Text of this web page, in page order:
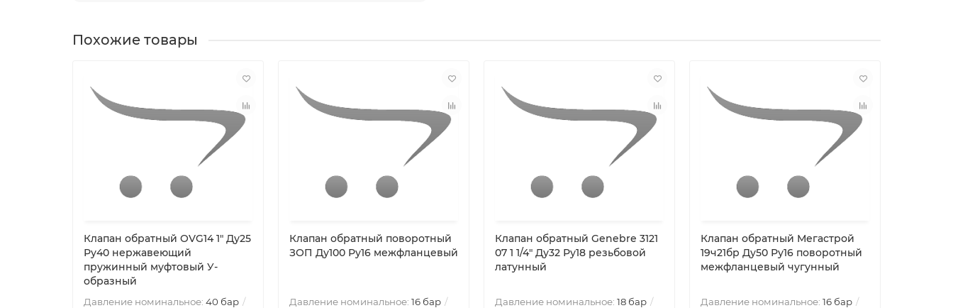
Похожие товары
Клапан обратный OVG14 1″ Ду25
Ру40 нержавеющий
пружинный муфтовый У-
образный
Давление номинальное: 40 бар
Клапан обратный поворотный
ЗОП Ду100 Ру16 межфланцевый
Давление номинальное: 16 бар
Клапан обратный Genebre 3121
07 1 1/4″ Ду32 Ру18 резьбовой
латунный
Давление номинальное: 18 бар
Клапан обратный Мегастрой
19ч21бр Ду50 Ру16 поворотный
межфланцевый чугунный
Давление номинальное: 16 бар